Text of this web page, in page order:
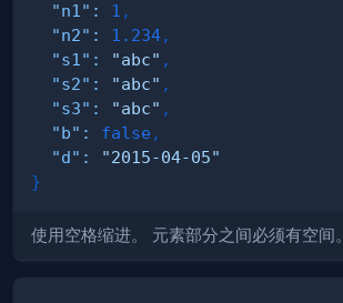
"n1" : 1 ,
"n2" : 1.234,
"s1" : "abc" ,
"s2" : "abc" ,
"s3" : "abc" ,
"b" : false ,
"d" :
"2015-04-05"
}
使用空格缩进。 元素部分之间必须有空间。